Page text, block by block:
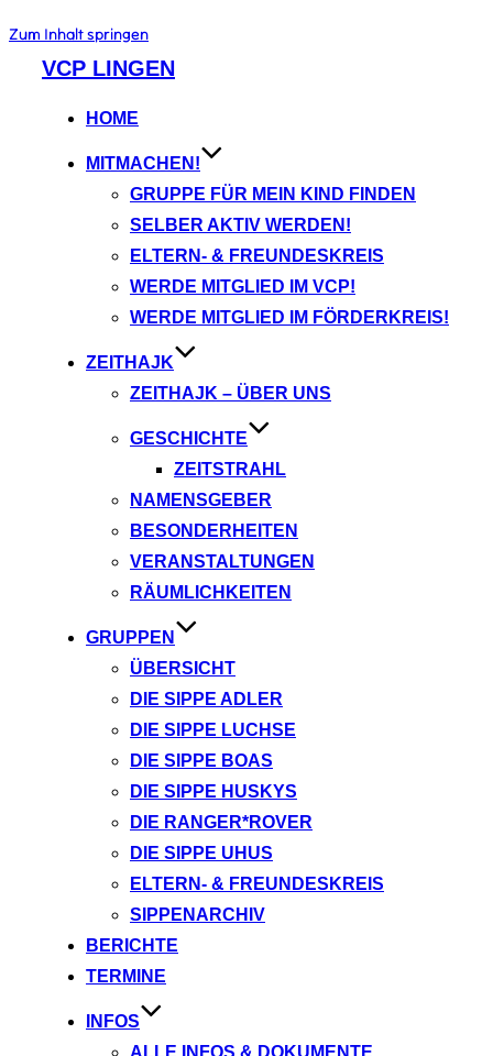
Zum Inhalt springen
VCP LINGEN
HOME
MITMACHEN!
GRUPPE FÜR MEIN KIND FINDEN
SELBER AKTIV WERDEN!
ELTERN- & FREUNDESKREIS
WERDE MITGLIED IM VCP!
WERDE MITGLIED IM FÖRDERKREIS!
ZEITHAJK
ZEITHAJK – ÜBER UNS
GESCHICHTE
ZEITSTRAHL
NAMENSGEBER
BESONDERHEITEN
VERANSTALTUNGEN
RÄUMLICHKEITEN
GRUPPEN
ÜBERSICHT
DIE SIPPE ADLER
DIE SIPPE LUCHSE
DIE SIPPE BOAS
DIE SIPPE HUSKYS
DIE RANGER*ROVER
DIE SIPPE UHUS
ELTERN- & FREUNDESKREIS
SIPPENARCHIV
BERICHTE
TERMINE
INFOS
ALLE INFOS & DOKUMENTE